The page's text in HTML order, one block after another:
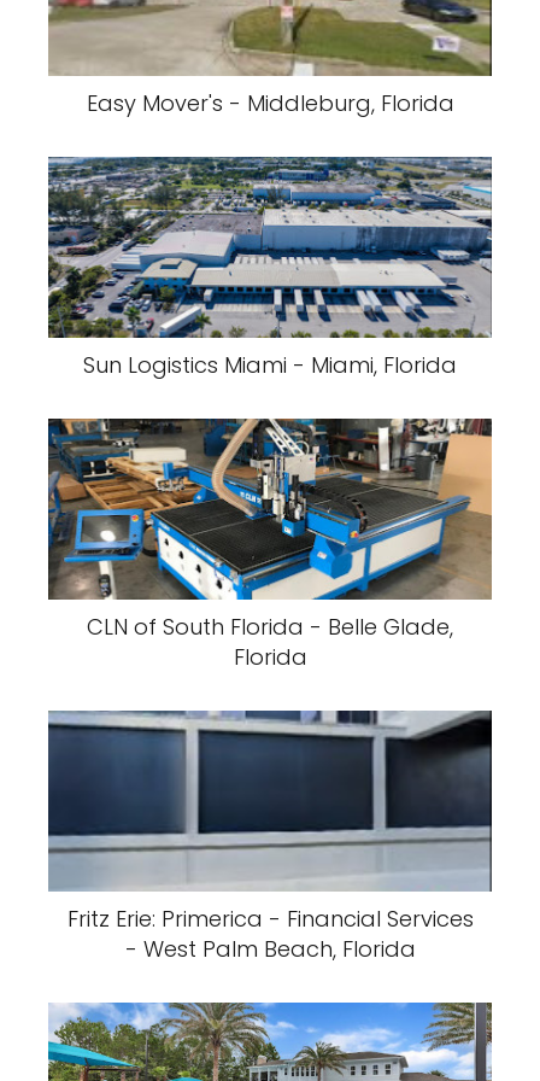
Easy Mover's - Middleburg, Florida
Sun Logistics Miami - Miami, Florida
CLN of South Florida - Belle Glade,
Florida
Fritz Erie: Primerica - Financial Services
- West Palm Beach, Florida